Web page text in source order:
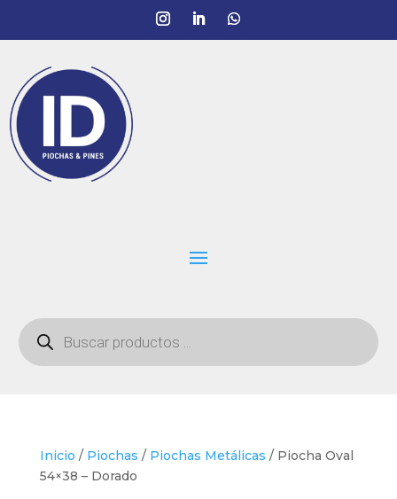
Búsqueda
de
productos
Inicio / Piochas / Piochas Metálicas / Piocha Oval
54×38 – Dorado